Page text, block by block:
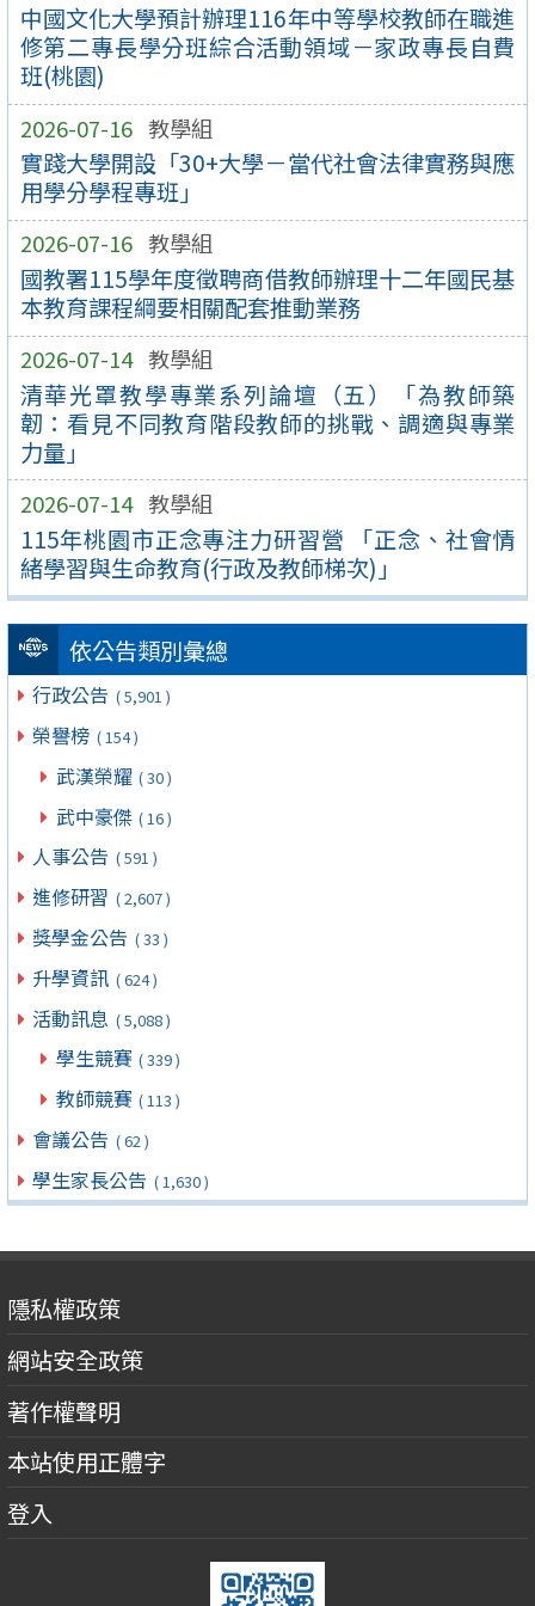
中國文化大學預計辦理116年中等學校教師在職進
修第二專長學分班綜合活動領域－家政專長自費
班(桃園)
2026-07-16 教學組
實踐大學開設「30+大學－當代社會法律實務與應
用學分學程專班」
2026-07-16 教學組
國教署115學年度徵聘商借教師辦理十二年國民基
本教育課程綱要相關配套推動業務
2026-07-14 教學組
清華光罩教學專業系列論壇（五）「為教師築
韌：看見不同教育階段教師的挑戰、調適與專業
力量」
2026-07-14 教學組
115年桃園市正念專注力研習營 「正念、社會情
緒學習與生命教育(行政及教師梯次)」
依公告類別彙總
行政公告 ( 5,901 )
榮譽榜 ( 154 )
武漢榮耀 ( 30 )
武中豪傑 ( 16 )
人事公告 ( 591 )
進修研習 ( 2,607 )
獎學金公告 ( 33 )
升學資訊 ( 624 )
活動訊息 ( 5,088 )
學生競賽 ( 339 )
教師競賽 ( 113 )
會議公告 ( 62 )
學生家長公告 ( 1,630 )
隱私權政策
網站安全政策
著作權聲明
本站使用正體字
登入